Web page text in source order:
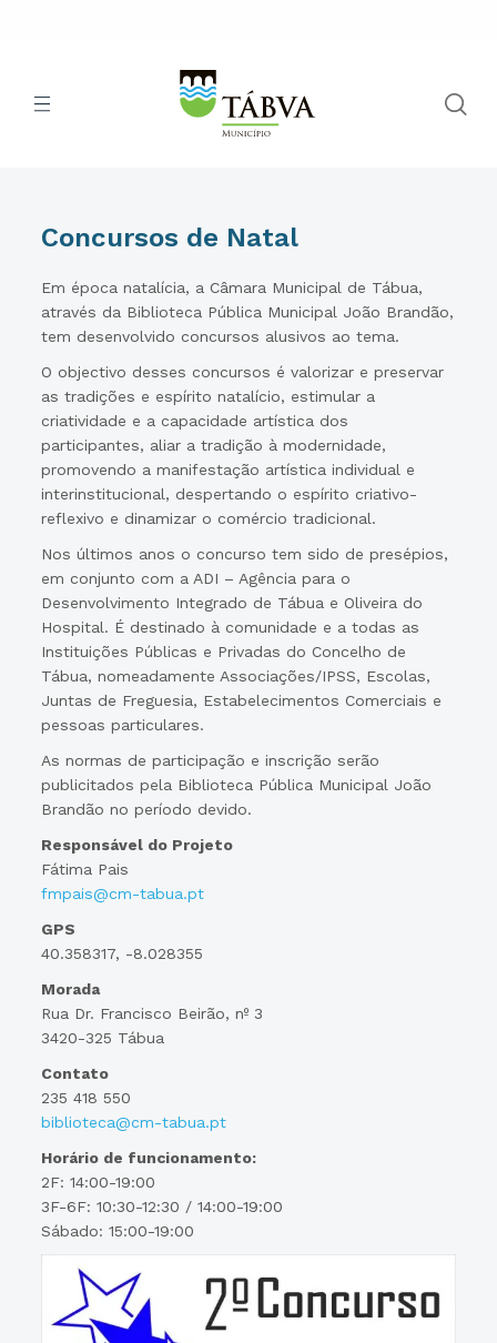
Concursos de Natal
Em época natalícia, a Câmara Municipal de Tábua,
através da Biblioteca Pública Municipal João Brandão,
tem desenvolvido concursos alusivos ao tema.
O objectivo desses concursos é valorizar e preservar
as tradições e espírito natalício, estimular a
criatividade e a capacidade artística dos
participantes, aliar a tradição à modernidade,
promovendo a manifestação artística individual e
interinstitucional, despertando o espírito criativo-
reflexivo e dinamizar o comércio tradicional.
Nos últimos anos o concurso tem sido de presépios,
em conjunto com a ADI – Agência para o
Desenvolvimento Integrado de Tábua e Oliveira do
Hospital. É destinado à comunidade e a todas as
Instituições Públicas e Privadas do Concelho de
Tábua, nomeadamente Associações/IPSS, Escolas,
Juntas de Freguesia, Estabelecimentos Comerciais e
pessoas particulares.
As normas de participação e inscrição serão
publicitados pela Biblioteca Pública Municipal João
Brandão no período devido.
Responsável do Projeto
Fátima Pais
fmpais@cm-tabua.pt
GPS
40.358317, -8.028355
Morada
Rua Dr. Francisco Beirão, nº 3
3420-325 Tábua
Contato
235 418 550
biblioteca@cm-tabua.pt
Horário de funcionamento:
2F: 14:00-19:00
3F-6F: 10:30-12:30 / 14:00-19:00
Sábado: 15:00-19:00